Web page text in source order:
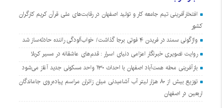
افتخارآفرینی تیم جامعه کار و تولید اصفهان در رقابت‌های ملی قرآن کریم کارگران
کشور
واژگونی سمند در فریدن ۴ فوتی برجا گذاشت/ خواب‌آلودگی راننده حادثه‌ساز شد
روایت تصویری خبرنگار اعزامی دنیای اسرار : قدم‌های عاشقانه در مسیر کربلا
بازآفرینی محله همت‌آباد اصفهان با احداث ۱۳۰ واحد مسکونی جدید آغاز می‌شود
توزیع بیش از ۸۰ هزار لیتر آب آشامیدنی میان زائران مراسم پیاده‌روی جاماندگان
اربعین در اصفهان